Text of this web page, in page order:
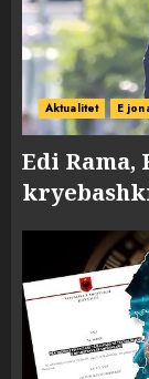
Aktualitet E
Edi